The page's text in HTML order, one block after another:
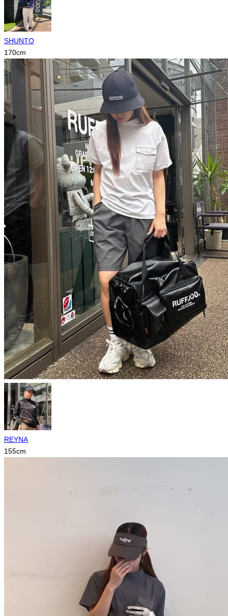
SHUNTO
170cm
REYNA
155cm